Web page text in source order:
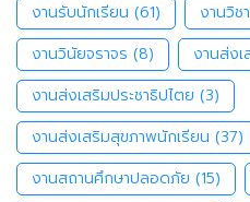
งานรับนักเรียน (61) งานวิช
งานวินัยจราจร (8) งานส่งเ
งานส่งเสริมประชาธิปไตย (3)
งานส่งเสริมสุขภาพนักเรียน (37)
งานสถานศึกษาปลอดภัย (15)